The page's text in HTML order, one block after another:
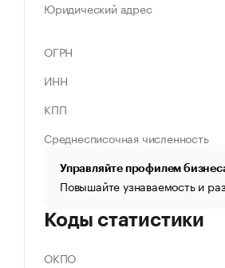
Юридический адрес
ОГРН
ИНН
КПП
Среднесписочная численность
Управляйте профилем
Повышайте узнаваемость и
Коды статистики
ОКПО